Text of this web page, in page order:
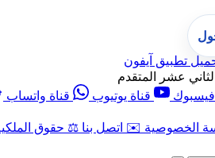
تطبيق آيفون
عشر المتقدم
قناة يوتيوب قناة واتساب
الخصوصية ✉️ اتصل بنا ⚖️ حقوق